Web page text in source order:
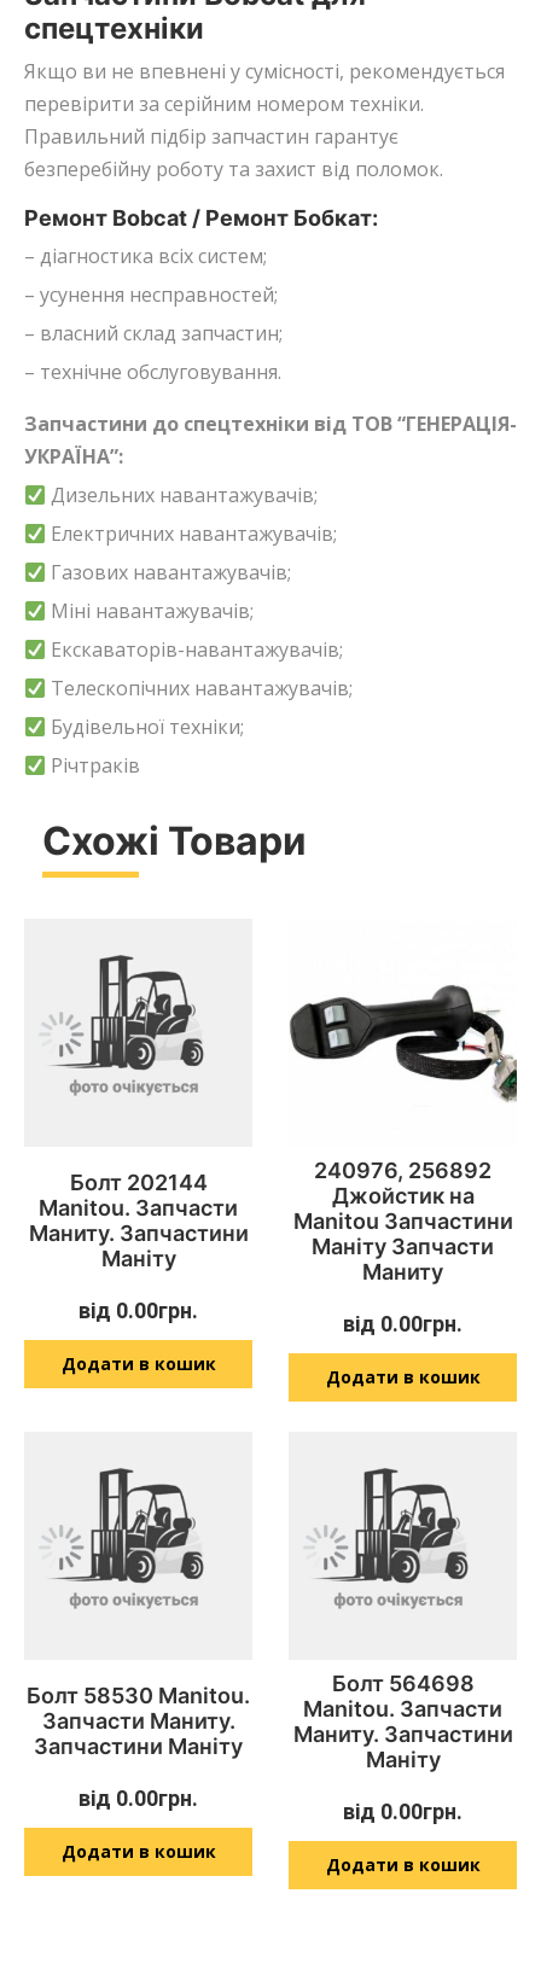
спецтехніки
Якщо ви не впевнені у сумісності, рекомендується
перевірити за серійним номером техніки.
Правильний підбір запчастин гарантує
безперебійну роботу та захист від поломок.
Ремонт Bobcat / Ремонт Бобкат:
– діагностика всіх систем;
– усунення несправностей;
– власний склад запчастин;
– технічне обслуговування.
Запчастини до спецтехніки від ТОВ “ГЕНЕРАЦІЯ-
УКРАЇНА”:
Дизельних навантажувачів;
Електричних навантажувачів;
Газових навантажувачів;
Міні навантажувачів;
Екскаваторів-навантажувачів;
Телескопічних навантажувачів;
Будівельної техніки;
Річтраків
Схожі Товари
Болт 202144
Manitou. Запчасти
Маниту. Запчастини
Маніту
від 0.00грн.
Додати в кошик
240976, 256892
Джойстик на
Manitou Запчастини
Маніту Запчасти
Маниту
від 0.00грн.
Додати в кошик
Болт 58530 Manitou.
Запчасти Маниту.
Запчастини Маніту
від 0.00грн.
Додати в кошик
Болт 564698
Manitou. Запчасти
Маниту. Запчастини
Маніту
від 0.00грн.
Додати в кошик